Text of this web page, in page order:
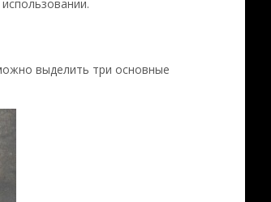
выделить три основные